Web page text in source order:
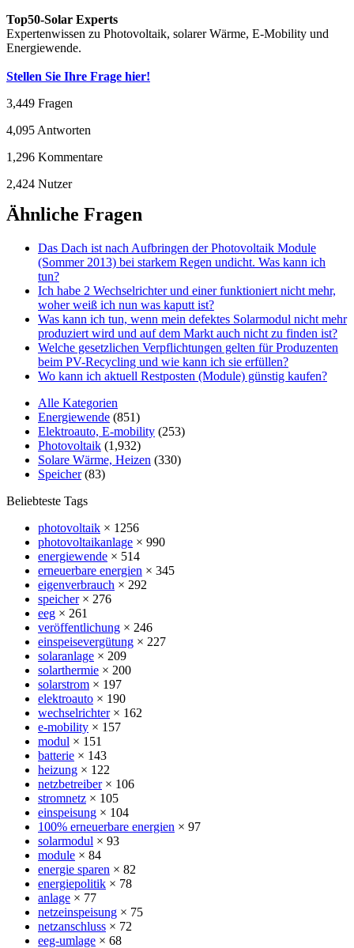
Top50-Solar Experts
Expertenwissen zu Photovoltaik, solarer Wärme, E-Mobility und
Energiewende.
Stellen Sie Ihre Frage hier!
3,449 Fragen
4,095 Antworten
1,296 Kommentare
2,424 Nutzer
Ähnliche Fragen
Das Dach ist nach Aufbringen der Photovoltaik Module
(Sommer 2013) bei starkem Regen undicht. Was kann ich
tun?
Ich habe 2 Wechselrichter und einer funktioniert nicht mehr,
woher weiß ich nun was kaputt ist?
Was kann ich tun, wenn mein defektes Solarmodul nicht mehr
produziert wird und auf dem Markt auch nicht zu finden ist?
Welche gesetzlichen Verpflichtungen gelten für Produzenten
beim PV-Recycling und wie kann ich sie erfüllen?
Wo kann ich aktuell Restposten (Module) günstig kaufen?
Alle Kategorien
Energiewende (851)
Elektroauto, E-mobility (253)
Photovoltaik (1,932)
Solare Wärme, Heizen (330)
Speicher (83)
Beliebteste Tags
photovoltaik × 1256
photovoltaikanlage × 990
energiewende × 514
erneuerbare energien × 345
eigenverbrauch × 292
speicher× 276
eeg × 261
veröffentlichung × 246
einspeisevergütung × 227
solaranlage × 209
solarthermie × 200
solarstrom × 197
elektroauto × 190
wechselrichter× 162
e-mobility × 157
modul × 151
batterie × 143
heizung × 122
netzbetreiber× 106
stromnetz × 105
einspeisung × 104
100% erneuerbare energien × 97
solarmodul × 93
module × 84
energie sparen × 82
energiepolitik × 78
anlage × 77
netzeinspeisung × 75
netzanschluss × 72
eeg-umlage × 68